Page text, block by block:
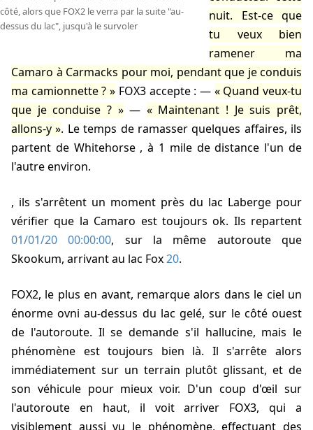
côté, alors que FOX2 le verra par la suite "au-
dessus du lac", jusqu'à le survoler
nuit. Est-ce que
tu veux bien
ramener ma
Camaro à Carmacks pour moi, pendant que je conduis
ma camionnette ?
FOX3 accepte : —
Quand veux-tu
que je conduise ?
—
Maintenant ! Je suis prêt,
allons-y
. Le temps de ramasser quelques affaires, ils
partent de Whitehorse , à 1 mile de distance l'un de
l'autre environ.
, ils s'arrêtent un moment près du lac Laberge pour
vérifier que la Camaro est toujours ok. Ils repartent
01/01/20 00:00:00, sur la même autoroute que
Skookum, arrivant au lac Fox20.
FOX2, le plus en avant, remarque alors dans le ciel un
énorme ovni au-dessus du lac gelé, sur le côté ouest
de l'autoroute. Il se demande s'il hallucine, mais le
phénomène est toujours bien là. Il s'arrête alors
immédiatement sur un terrain plutôt glissant, et de
son véhicule pour mieux voir. D'un coup d'œil sur
l'autoroute en haut, il voit arriver FOX3, qui a
visiblement aussi vu le phénomène, effectuant des